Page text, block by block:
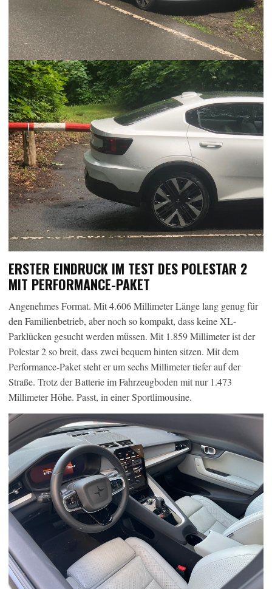
ERSTER EINDRUCK IM TEST DES POLESTAR 2
MIT PERFORMANCE-PAKET
Angenehmes Format. Mit 4.606 Millimeter Länge lang genug für
den Familienbetrieb, aber noch so kompakt, dass keine XL-
Parklücken gesucht werden müssen. Mit 1.859 Millimeter ist der
Polestar 2 so breit, dass zwei bequem hinten sitzen. Mit dem
Performance-Paket steht er um sechs Millimeter tiefer auf der
Straße. Trotz der Batterie im Fahrzeugboden mit nur 1.473
Millimeter Höhe. Passt, in einer Sportlimousine.